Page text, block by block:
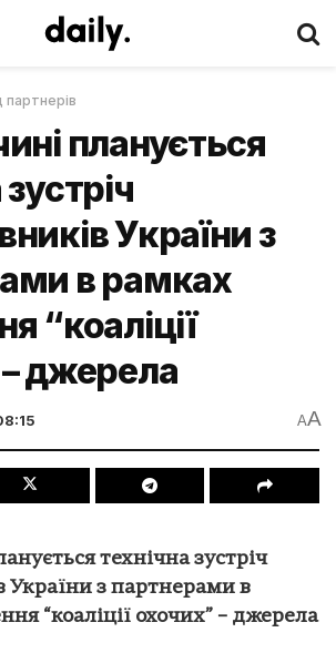
партнерів
планується
України з
в рамках
“коаліції
джерела
AA
технічна зустріч
України з партнерами в
“коаліції охочих” – джерела